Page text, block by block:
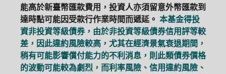
能高於新臺幣匯款費用，投資人亦須留意外幣匯款到
達時點可能因受款行作業時間而遞延。 本基金得投
資非投資等級債券，由於非投資等級債券信用評等較
差，因此違約風險較高，尤其在經濟景氣衰退期間，
稍有可能影響償付能力的不利消息，則此類債券價格
的波動可能較為劇烈，而利率風險、信用違約風險、